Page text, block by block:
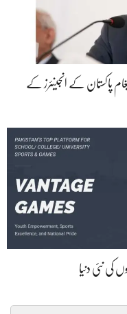
پاکستان کے انجینئرز کے
کی نئی دنیا